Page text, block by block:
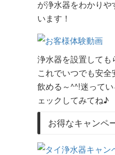
が浄水器をわかりや
います！
浄水器を設置しても
これでいつでも安全
飲める～^^!迷って
ェックしてみてね♪
お得なキャンペ